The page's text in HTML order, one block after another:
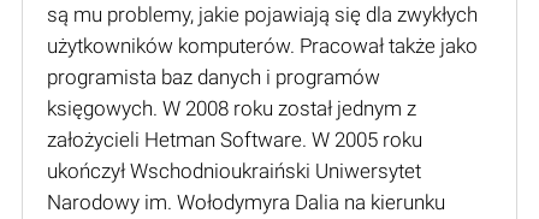
są mu problemy, jakie pojawiają się dla zwykłych
użytkowników komputerów. Pracował także jako
programista baz danych i programów
księgowych. W 2008 roku został jednym z
założycieli Hetman Software. W 2005 roku
ukończył Wschodnioukraiński Uniwersytet
Narodowy im. Wołodymyra Dalia na kierunku